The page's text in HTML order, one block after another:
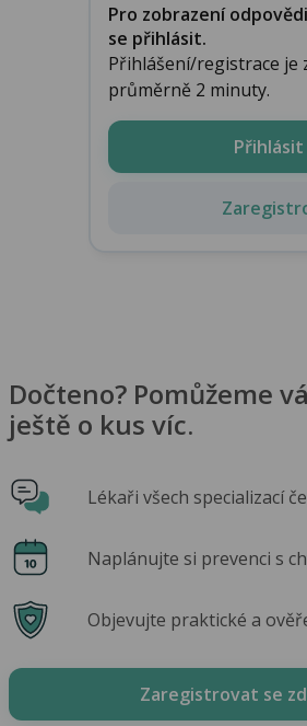
Pro zobrazení
se přihlásit.
Přihlášení/registrace je
průměrně 2 minuty.
Přihlásit
Dočteno? Pomůžeme
ještě o kus víc.
Lékaři všech specializací
Naplánujte si prevenci s
Objevujte praktické a
Zaregistrovat se